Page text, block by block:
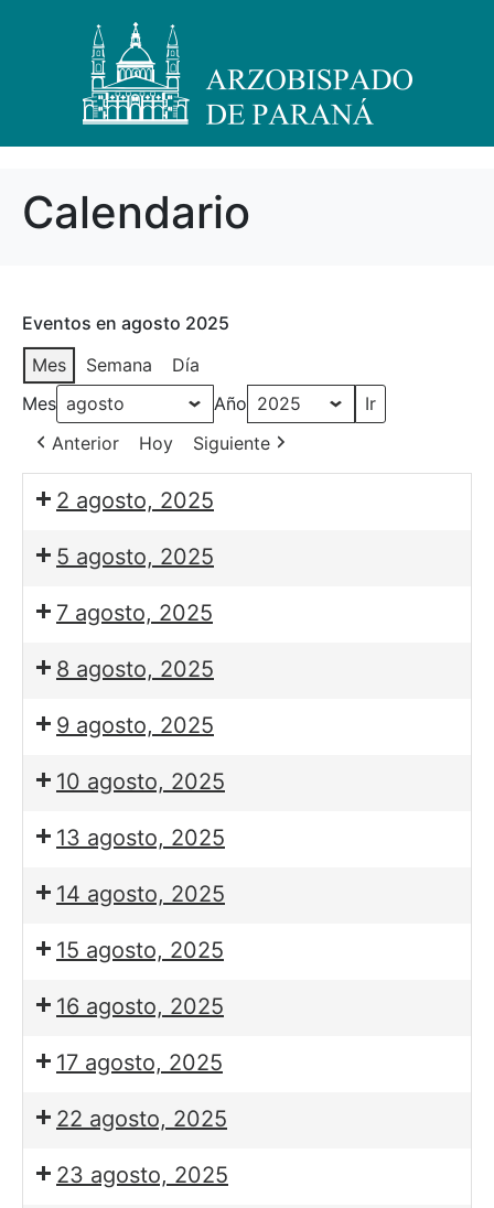
Calendario
Eventos en agosto 2025
Mes
Semana
Día
Mes
Año
Anterior
Hoy Siguiente
2 agosto, 2025
5 agosto, 2025
7 agosto, 2025
8 agosto, 2025
9 agosto, 2025
10 agosto, 2025
13 agosto, 2025
14 agosto, 2025
15 agosto, 2025
16 agosto, 2025
17 agosto, 2025
22 agosto, 2025
23 agosto, 2025